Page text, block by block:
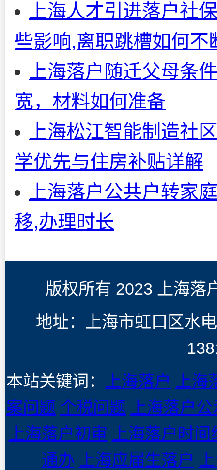
上海人才引进落户社
些影响,离职跳槽如何不
上海落户随迁父母条
宽，材料如何准备
上海松江智能制造社
学优先与住房补贴详解
上海落户公共户转家
移,办理时长
版权所有 2023 上海落
地址：上海市虹口区水
本站关键词：
上海落户
上
案问题 个税问题
上海落户
上海落户初审
上海落户时间
通办
上海应届生落户